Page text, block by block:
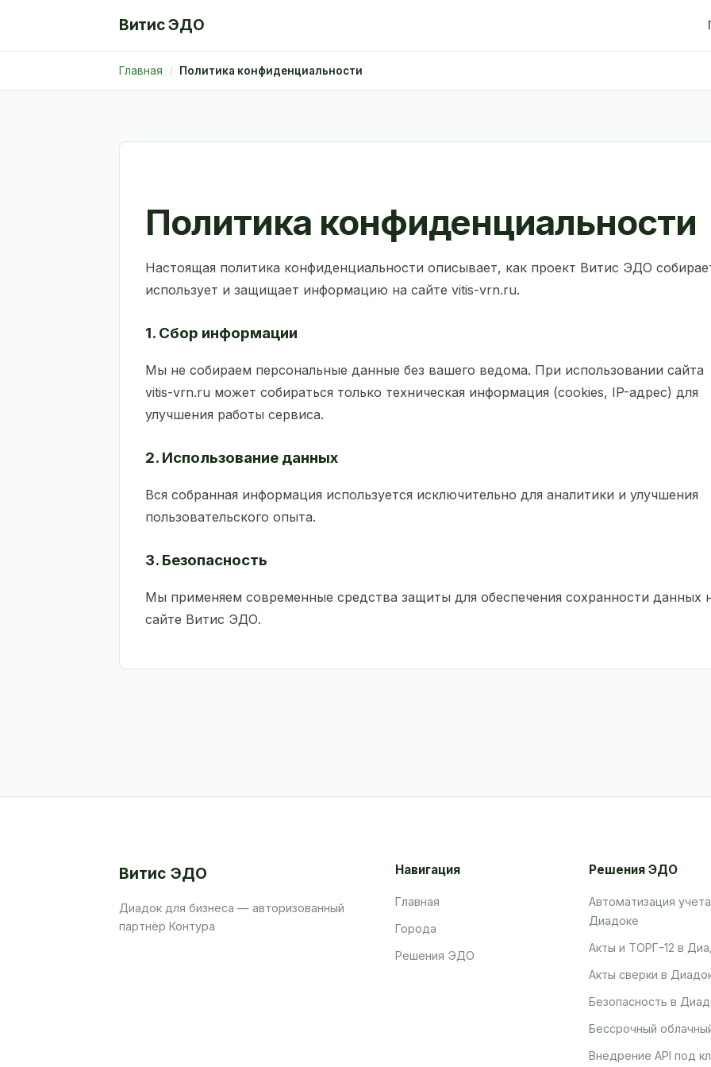
Витис ЭДО
Главная Политика конфиденциальности
Политика конфиденциальности
Настоящая политика конфиденциальности описывает, как проект Витис ЭДО
использует и защищает информацию на сайте vitis-vrn.ru.
1. Сбор информации
Мы не собираем персональные данные без вашего ведома. При использовании сайта
vitis-vrn.ru может собираться только техническая информация (cookies, IP-адрес) для
улучшения работы сервиса.
2. Использование данных
Вся собранная информация используется исключительно для аналитики и улучшения
пользовательского опыта.
3. Безопасность
Мы применяем современные средства защиты для обеспечения сохранности данных
сайте Витис ЭДО.
Витис ЭДО
Диадок для бизнеса — авторизованный
партнёр Контура
Навигация
Главная
Города
Решения ЭДО
Решения ЭДО
Автоматизация
Диадоке
Акты и ТОРГ-12 в
Акты сверки в
Безопасность в
Бессрочный
Внедрение API под